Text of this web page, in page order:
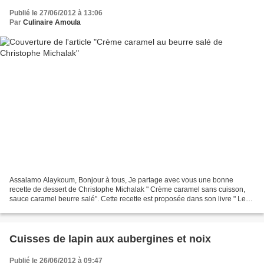
Publié le 27/06/2012 à 13:06
Par Culinaire Amoula
Assalamo Alaykoum, Bonjour à tous, Je partage avec vous une bonne
recette de dessert de Christophe Michalak " Crème caramel sans cuisson,
sauce caramel beurre salé". Cette recette est proposée dans son livre " Les
Cuisses de lapin aux aubergines et noix
Publié le 26/06/2012 à 09:47